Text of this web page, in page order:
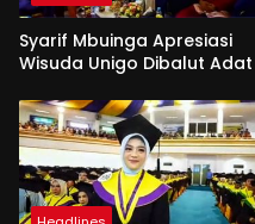
Syarif Mbuinga Apresiasi
Wisuda Unigo Dibalut Adat